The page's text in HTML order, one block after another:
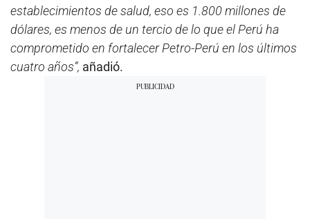
establecimientos de salud, eso es 1.800 millones de
dólares, es menos de un tercio de lo que el Perú ha
comprometido en fortalecer Petro-Perú en los últimos
cuatro años”, añadió.